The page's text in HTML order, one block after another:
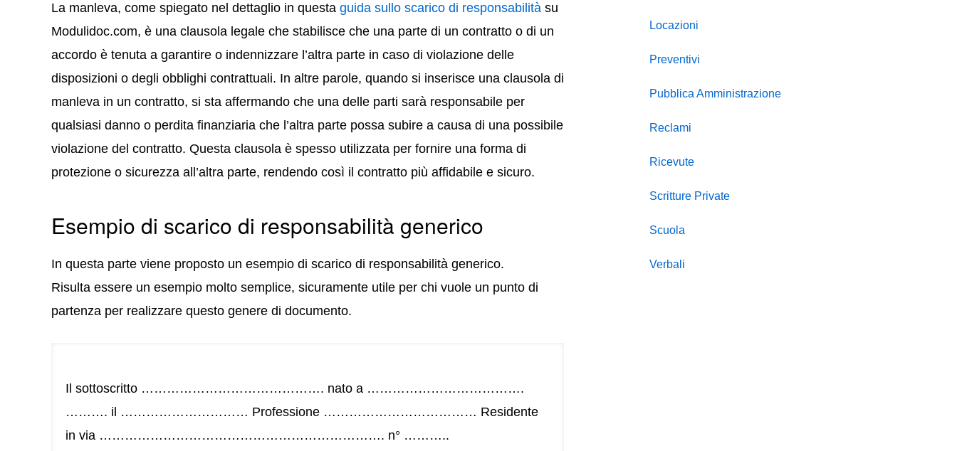
La manleva, come spiegato nel dettaglio in questa guida sullo scarico di responsabilità su
Modulidoc.com, è una clausola legale che stabilisce che una parte di un contratto o di un
accordo è tenuta a garantire o indennizzare l’altra parte in caso di violazione delle
disposizioni o degli obblighi contrattuali. In altre parole, quando si inserisce una clausola di
manleva in un contratto, si sta affermando che una delle parti sarà responsabile per
qualsiasi danno o perdita finanziaria che l’altra parte possa subire a causa di una possibile
violazione del contratto. Questa clausola è spesso utilizzata per fornire una forma di
protezione o sicurezza all’altra parte, rendendo così il contratto più affidabile e sicuro.
Esempio di scarico di responsabilità generico
In questa parte viene proposto un esempio di scarico di responsabilità generico.
Risulta essere un esempio molto semplice, sicuramente utile per chi vuole un punto di
partenza per realizzare questo genere di documento.
Il sottoscritto ……………………………………. nato a ……………………………….
………. il ………………………… Professione ……………………………… Residente
in via …………………………………………………………. n° ………..
Locazioni
Preventivi
Pubblica Amministrazione
Reclami
Ricevute
Scritture Private
Scuola
Verbali